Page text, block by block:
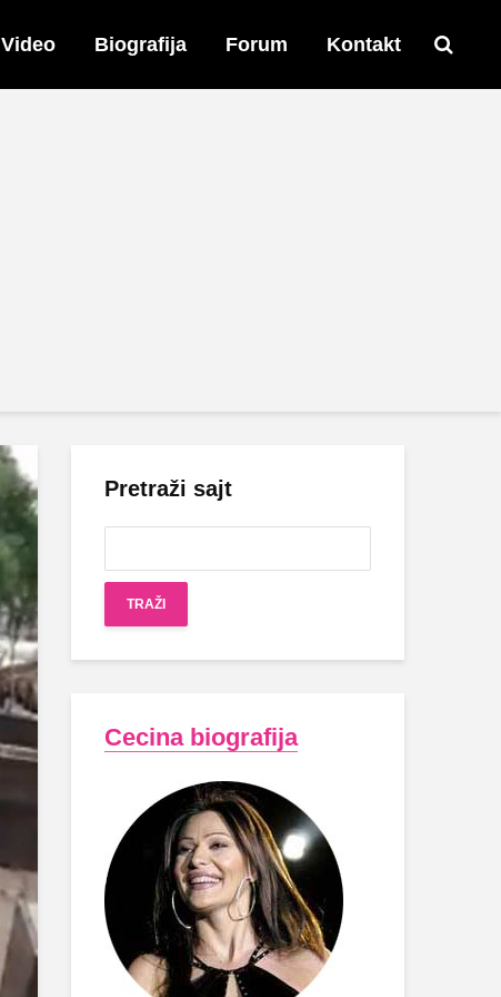
Video Biografija Forum Kontakt
Pretraži sajt
Cecina biografija